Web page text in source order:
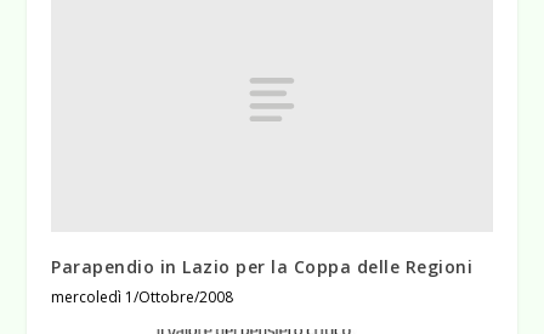
Parapendio in Lazio per la Coppa delle Regioni
mercoledì 1/Ottobre/2008